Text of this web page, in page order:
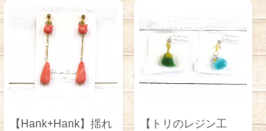
【Hank+Hank】揺れ
【トリのレジン工